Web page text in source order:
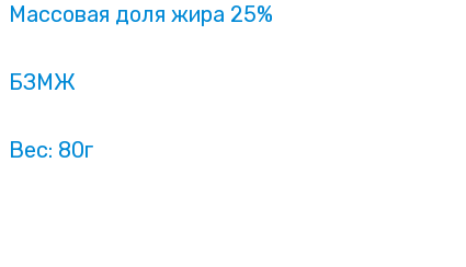
Массовая доля жира 25%
БЗМЖ
Вес: 80г